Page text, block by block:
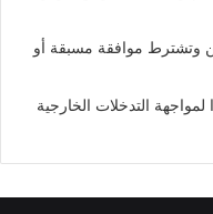
وتشترط موافقة مسبقة أو
التدخلات الخارجية